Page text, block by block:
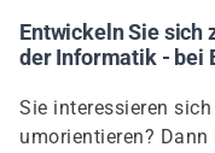
Entwickeln Sie sich
der Informatik - bei
Sie interessieren
umorientieren?